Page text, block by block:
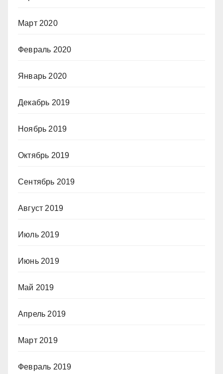
Март 2020
Февраль 2020
Январь 2020
Декабрь 2019
Ноябрь 2019
Октябрь 2019
Сентябрь 2019
Август 2019
Июль 2019
Июнь 2019
Май 2019
Апрель 2019
Март 2019
Февраль 2019